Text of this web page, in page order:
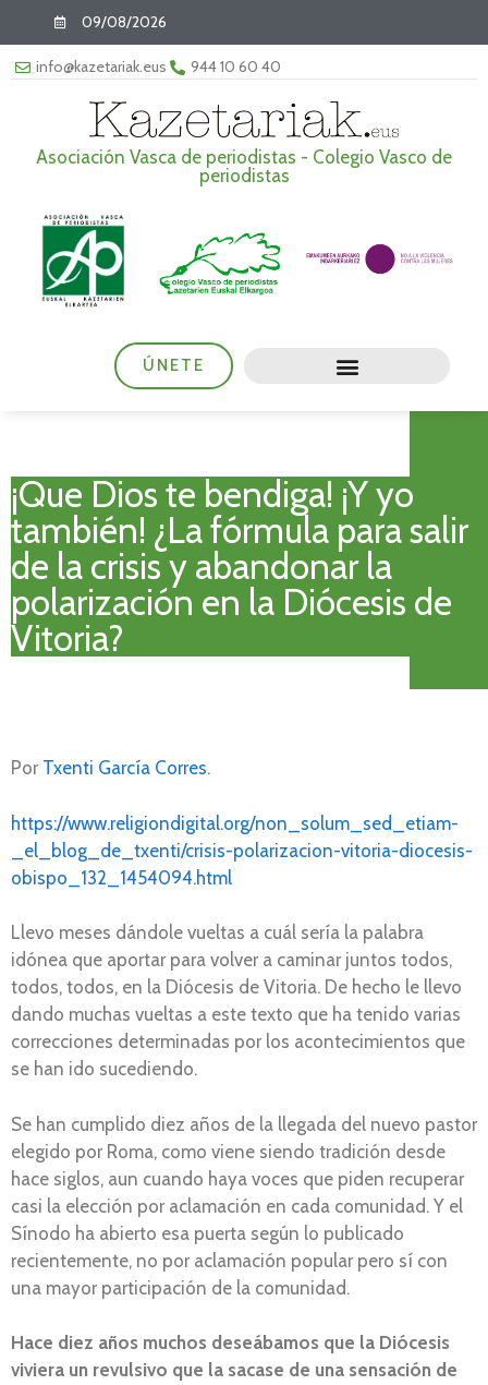
09/08/2026
info@kazetariak.eus 944 10 60 40
Asociación Vasca de periodistas - Colegio Vasco de
periodistas
ÚNETE
¡Que Dios te bendiga! ¡Y yo
también! ¿La fórmula para salir
de la crisis y abandonar la
polarización en la Diócesis de
Vitoria?
Por Txenti García Corres.
https://www.religiondigital.org/non_solum_sed_etiam-
_el_blog_de_txenti/crisis-polarizacion-vitoria-diocesis-
obispo_132_1454094.html
Llevo meses dándole vueltas a cuál sería la palabra
idónea que aportar para volver a caminar juntos todos,
todos, todos, en la Diócesis de Vitoria. De hecho le llevo
dando muchas vueltas a este texto que ha tenido varias
correcciones determinadas por los acontecimientos que
se han ido sucediendo.
Se han cumplido diez años de la llegada del nuevo pastor
elegido por Roma, como viene siendo tradición desde
hace siglos, aun cuando haya voces que piden recuperar
casi la elección por aclamación en cada comunidad. Y el
Sínodo ha abierto esa puerta según lo publicado
recientemente, no por aclamación popular pero sí con
una mayor participación de la comunidad.
Hace diez años muchos deseábamos que la Diócesis
viviera un revulsivo que la sacase de una sensación de